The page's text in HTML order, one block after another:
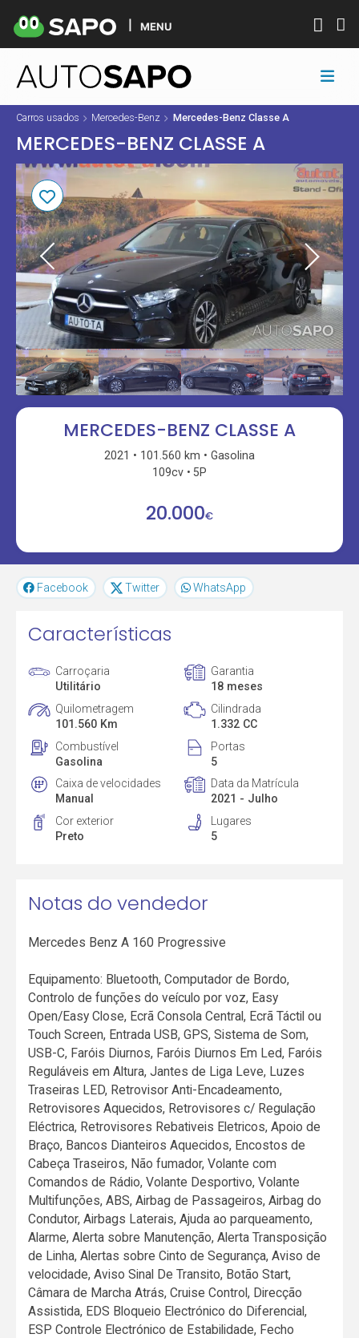
MENU
Carros usados Mercedes-Benz Mercedes-Benz Classe A
MERCEDES-BENZ CLASSE A
MERCEDES-BENZ CLASSE A
2021 101.560 km
Gasolina
109cv
5P
20.000€
Facebook Twitter WhatsApp
Características
Carroçaria
Utilitário
Garantia
18 meses
Quilometragem
101.560 Km
Cilindrada
1.332 CC
Combustível
Gasolina
Portas
5
Caixa de velocidades
Manual
Data da Matrícula
2021 - Julho
Cor exterior
Preto
Lugares
5
Notas do vendedor
Mercedes Benz A 160 Progressive
Equipamento: Bluetooth, Computador de Bordo,
Controlo de funções do veículo por voz, Easy
Open/Easy Close, Ecrã Consola Central, Ecrã Táctil ou
Touch Screen, Entrada USB, GPS, Sistema de Som,
USB-C, Faróis Diurnos, Faróis Diurnos Em Led, Faróis
Reguláveis em Altura, Jantes de Liga Leve, Luzes
Traseiras LED, Retrovisor Anti-Encadeamento,
Retrovisores Aquecidos, Retrovisores c/ Regulação
Eléctrica, Retrovisores Rebativeis Eletricos, Apoio de
Braço, Bancos Dianteiros Aquecidos, Encostos de
Cabeça Traseiros, Não fumador, Volante com
Comandos de Rádio, Volante Desportivo, Volante
Multifunções, ABS, Airbag de Passageiros, Airbag do
Condutor, Airbags Laterais, Ajuda ao parqueamento,
Alarme, Alerta sobre Manutenção, Alerta Transposição
de Linha, Alertas sobre Cinto de Segurança, Aviso de
velocidade, Aviso Sinal De Transito, Botão Start,
Câmara de Marcha Atrás, Cruise Control, Direcção
Assistida, EDS Bloqueio Electrónico do Diferencial,
ESP Controle Electrónico de Estabilidade, Fecho